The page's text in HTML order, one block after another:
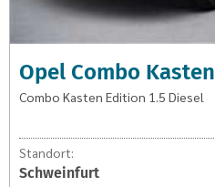
Opel Combo Kasten
Combo Kasten Edition 1.5 Diesel
Standort:
Schweinfurt